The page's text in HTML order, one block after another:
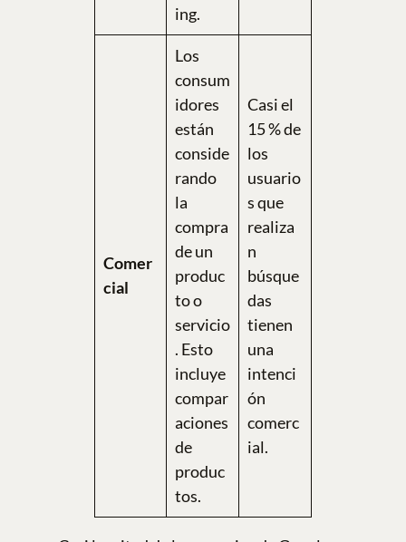
ing.
Comer
cial
Los
consum
idores
están
conside
rando
la
compra
de un
produc
to o
servicio
. Esto
incluye
compar
aciones
de
produc
tos.
Casi el
15 % de
los
usuario
s que
realiza
n
búsque
das
tienen
una
intenci
ón
comerc
ial.